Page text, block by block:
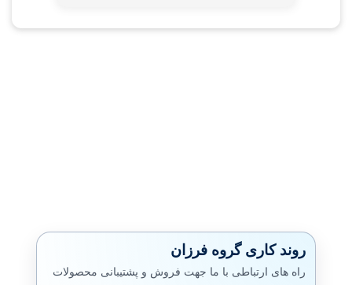
روند کاری گروه فرزان
راه های ارتباطی با ما جهت فروش و پشتیبانی محصولات